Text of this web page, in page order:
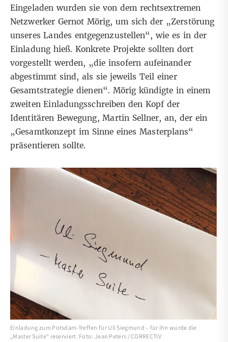
Eingeladen wurden sie von dem rechtsextremen
Netzwerker Gernot Mörig, um sich der „Zerstörung
unseres Landes entgegenzustellen“, wie es in der
Einladung hieß. Konkrete Projekte sollten dort
vorgestellt werden, „die insofern aufeinander
abgestimmt sind, als sie jeweils Teil einer
Gesamtstrategie dienen“. Mörig kündigte in einem
zweiten Einladungsschreiben den Kopf der
Identitären Bewegung, Martin Sellner, an, der ein
„Gesamtkonzept im Sinne eines Masterplans“
präsentieren sollte.
Einladung zum Potsdam-Treffen für Uli Siegmund – für ihn wurde die
„Master Suite“ reserviert. Foto: Jean Peters / CORRECTIV